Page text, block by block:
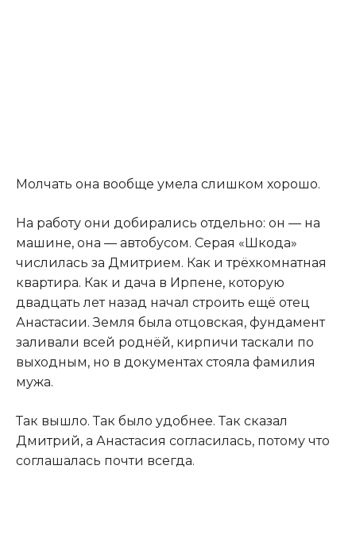
Молчать она вообще умела слишком хорошо.
На работу они добирались отдельно: он — на
машине, она — автобусом. Серая «Шкода»
числилась за Дмитрием. Как и трёхкомнатная
квартира. Как и дача в Ирпене, которую
двадцать лет назад начал строить ещё отец
Анастасии. Земля была отцовская, фундамент
заливали всей роднёй, кирпичи таскали по
выходным, но в документах стояла фамилия
мужа.
Так вышло. Так было удобнее. Так сказал
Дмитрий, а Анастасия согласилась, потому что
соглашалась почти всегда.